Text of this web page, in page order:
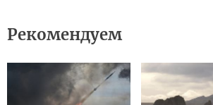
Рекомендуем